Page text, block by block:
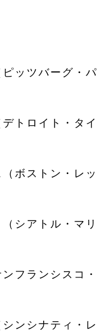
ピッツバーグ・パ
トロイト・タイ
ボストン・レッ
シアトル・マリ
フランシスコ・
ンシナティ・レ